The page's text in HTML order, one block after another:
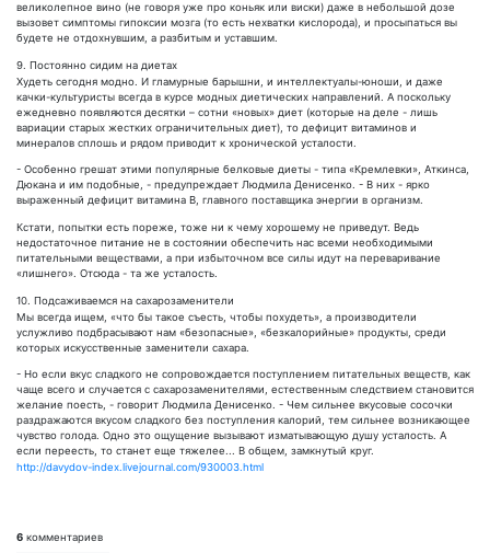
великолепное вино (не говоря уже про коньяк или виски) даже в небольшой дозе
вызовет симптомы гипоксии мозга (то есть нехватки кислорода), и просыпаться вы
будете не отдохнувшим, а разбитым и уставшим.
9. Постоянно сидим на диетах
Худеть сегодня модно. И гламурные барышни, и интеллектуалы-юноши, и даже
качки-культуристы всегда в курсе модных диетических направлений. А поскольку
ежедневно появляются десятки – сотни «новых» диет (которые на деле - лишь
вариации старых жестких ограничительных диет), то дефицит витаминов и
минералов сплошь и рядом приводит к хронической усталости.
- Особенно грешат этими популярные белковые диеты - типа «Кремлевки», Аткинса,
Дюкана и им подобные, - предупреждает Людмила Денисенко. - В них - ярко
выраженный дефицит витамина В, главного поставщика энергии в организм.
Кстати, попытки есть пореже, тоже ни к чему хорошему не приведут. Ведь
недостаточное питание не в состоянии обеспечить нас всеми необходимыми
питательными веществами, а при избыточном все силы идут на переваривание
«лишнего». Отсюда - та же усталость.
10. Подсаживаемся на сахарозаменители
Мы всегда ищем, «что бы такое съесть, чтобы похудеть», а производители
услужливо подбрасывают нам «безопасные», «безкалорийные» продукты, среди
которых искусственные заменители сахара.
- Но если вкус сладкого не сопровождается поступлением питательных веществ, как
чаще всего и случается с сахарозаменителями, естественным следствием становится
желание поесть, - говорит Людмила Денисенко. - Чем сильнее вкусовые сосочки
раздражаются вкусом сладкого без поступления калорий, тем сильнее возникающее
чувство голода. Одно это ощущение вызывают изматывающую душу усталость. А
если переесть, то станет еще тяжелее... В общем, замкнутый круг.
http://davydov-index.livejournal.com/930003.html
6 комментариев